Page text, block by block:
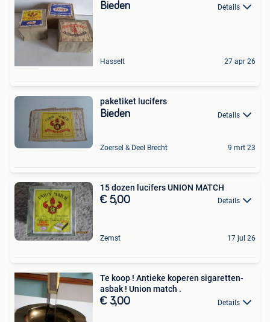
Bieden Details
Hasselt 27 apr 26
paketiket lucifers
Bieden Details
Zoersel & Deel Brecht 9 mrt 23
15 dozen lucifers UNION MATCH
€ 5,00 Details
Zemst 17 jul 26
Te koop ! Antieke koperen sigaretten-
asbak ! Union match .
€ 3,00 Details